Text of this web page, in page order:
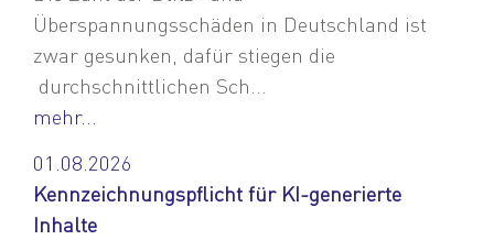
Überspannungsschäden in Deutschland ist
zwar gesunken, dafür stiegen die
durchschnittlichen Sch...
mehr...
01.08.2026
Kennzeichnungspflicht für KI-generierte
Inhalte